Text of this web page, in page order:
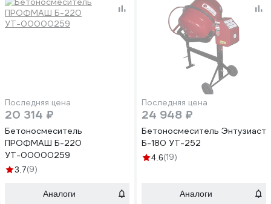
Последняя цена
20 314 ₽
Бетоносмеситель
ПРОФМАШ Б-220
УТ-00000259
3.7(9)
Аналоги
Последняя цена
24 948 ₽
Бетоносмеситель Энтузиаст
Б-180 УТ-252
4.6(19)
Аналоги